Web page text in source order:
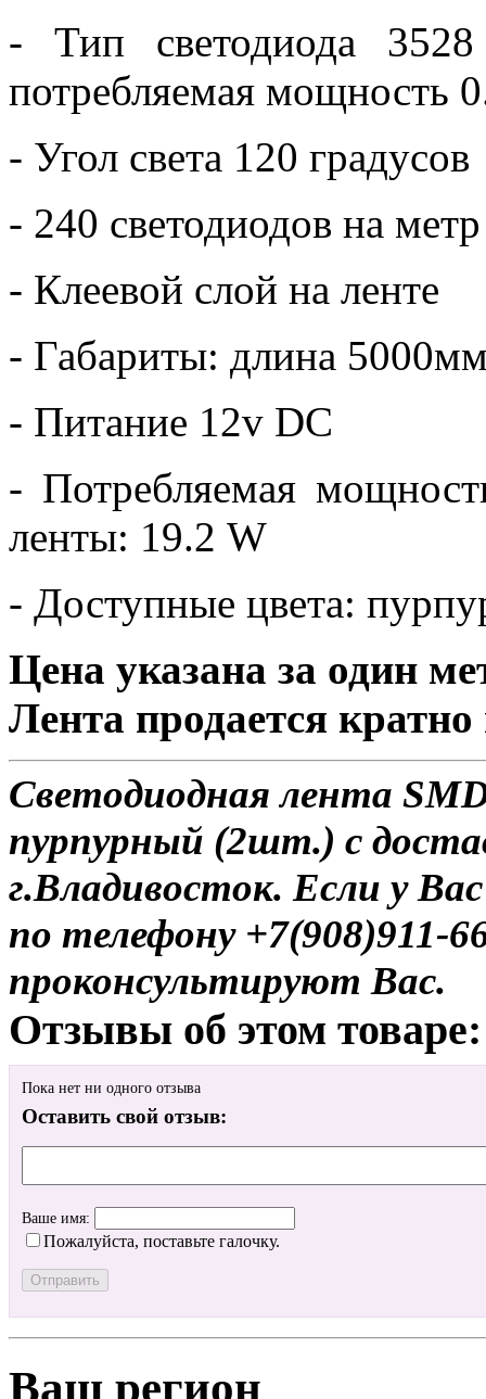
- Тип светодиода
потребляемая мощность
- Угол света 120 градусов
- 240 светодиодов на метр
- Клеевой слой на ленте
- Габариты: длина
- Питание 12v DC
- Потребляемая
ленты: 19.2 W
- Доступные цвета:
Цена указана за один
Лента продается кратно
Светодиодная лента
пурпурный (2шт.) с
г.Владивосток. Если у
по телефону
проконсультируют Вас.
Отзывы об этом товаре:
Пока нет ни одного отзыва
Оставить свой отзыв:
Ваше имя:
Пожалуйста, поставьте галочку.
Ваш регион